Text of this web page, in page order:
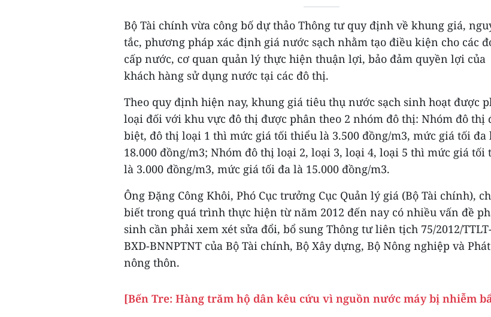
Bộ Tài chính vừa công bố dự thảo Thông tư quy định về khung giá,
tắc, phương pháp xác định giá nước sạch nhằm tạo điều kiện cho các
cấp nước, cơ quan quản lý thực hiện thuận lợi, bảo đảm quyền lợi của
khách hàng sử dụng nước tại các đô thị.
Theo quy định hiện nay, khung giá tiêu thụ nước sạch sinh hoạt được
loại đối với khu vực đô thị được phân theo 2 nhóm đô thị: Nhóm đô thị
biệt, đô thị loại 1 thì mức giá tối thiểu là 3.500 đồng/m3, mức giá tối đa
18.000 đồng/m3; Nhóm đô thị loại 2, loại 3, loại 4, loại 5 thì mức giá tối
là 3.000 đồng/m3, mức giá tối đa là 15.000 đồng/m3.
Ông Đặng Công Khôi, Phó Cục trưởng Cục Quản lý giá (Bộ Tài chính),
biết trong quá trình thực hiện từ năm 2012 đến nay có nhiều vấn đề
sinh cần phải xem xét sửa đổi, bổ sung Thông tư liên tịch 75/2012/
BXD-BNNPTNT của Bộ Tài chính, Bộ Xây dựng, Bộ Nông nghiệp và
nông thôn.
[Bến Tre: Hàng trăm hộ dân kêu cứu vì nguồn nước máy bị nhiễm